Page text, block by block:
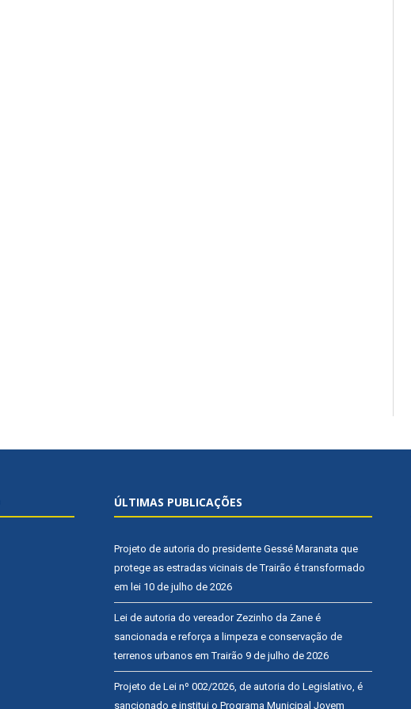
ÚLTIMAS PUBLICAÇÕES
Projeto de autoria do presidente Gessé Maranata que
protege as estradas vicinais de Trairão é transformado
em lei 10 de julho de 2026
Lei de autoria do vereador Zezinho da Zane é
sancionada e reforça a limpeza e conservação de
terrenos urbanos em Trairão 9 de julho de 2026
Projeto de Lei nº 002/2026, de autoria do Legislativo, é
sancionado e institui o Programa Municipal Jovem